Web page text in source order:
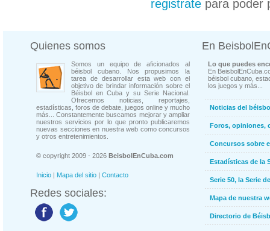
registrate para poder
Quienes somos
Somos un equipo de aficionados al
béisbol cubano. Nos propusimos la
tarea de desarrollar esta web con el
objetivo de brindar información sobre el
Béisbol en Cuba y su Serie Nacional.
Ofrecemos noticias, reportajes,
estadísticas, foros de debate, juegos online y mucho
más... Constantemente buscamos mejorar y ampliar
nuestros servicios por lo que pronto publicaremos
nuevas secciones en nuestra web como concursos
y otros entretenimientos.
© copyright 2009 - 2026 BeisbolEnCuba.com
Inicio | Mapa del sitio | Contacto
Redes sociales:
En
Lo que puedes
En
béisbol cubano,
los juegos y más...
Noticias del
Foros, opiniones,
Concursos sobre
Estadísticas de la
Serie 50, la Serie
Mapa de nuestra
Directorio de